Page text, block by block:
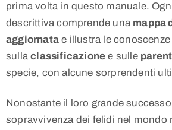
prima volta in questo manuale.
descrittiva comprende una mappa
aggiornata e illustra le
sullaclassificazione e sulle
specie, con alcune sorprendenti
Nonostante il loro grande
sopravvivenza dei felidi nel mondo